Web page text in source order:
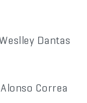
Dantas
Correa